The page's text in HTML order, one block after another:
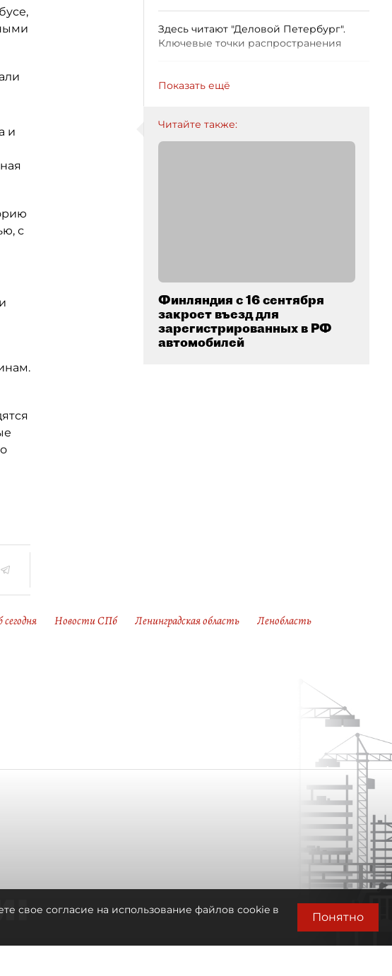
и
с
Здесь читают "Деловой Петербург".
Ключевые точки распространения
Показать ещё
Читайте также:
Финляндия с 16 сентября
закроет въезд для
зарегистрированных в РФ
автомобилей
Новости СПб Ленинградская область
Ленобласть
свое согласие на использование файлов cookie в
Понятно